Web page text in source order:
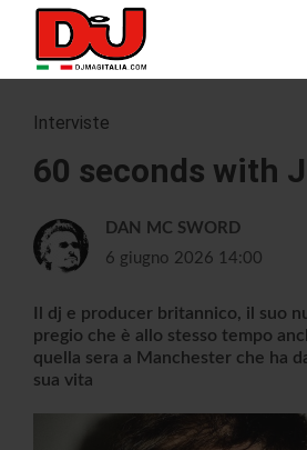
Interviste
60 seconds with
DAN MC SWORD
6 giugno 2026 14:00
Il dj e producer britannico, il suo
pregio che è allo stesso tempo
quella sera a Manchester che ha
sua vita